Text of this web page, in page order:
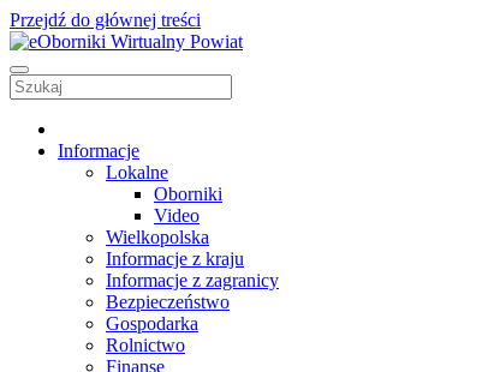
Przejdź do głównej treści
Informacje
Lokalne
Oborniki
Video
Wielkopolska
Informacje z kraju
Informacje z zagranicy
Bezpieczeństwo
Gospodarka
Rolnictwo
Finanse